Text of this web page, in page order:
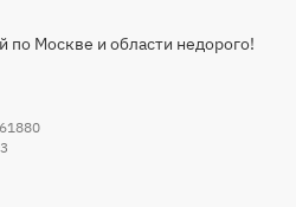
Москве и области недорого!